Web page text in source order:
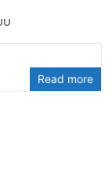
Read more